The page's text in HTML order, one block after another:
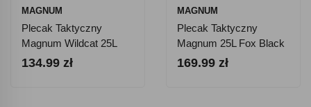
MAGNUM
Plecak Taktyczny
Magnum Wildcat 25L
Olive Green
134.99 zł
MAGNUM
Plecak Taktyczny
Magnum 25L Fox Black
169.99 zł